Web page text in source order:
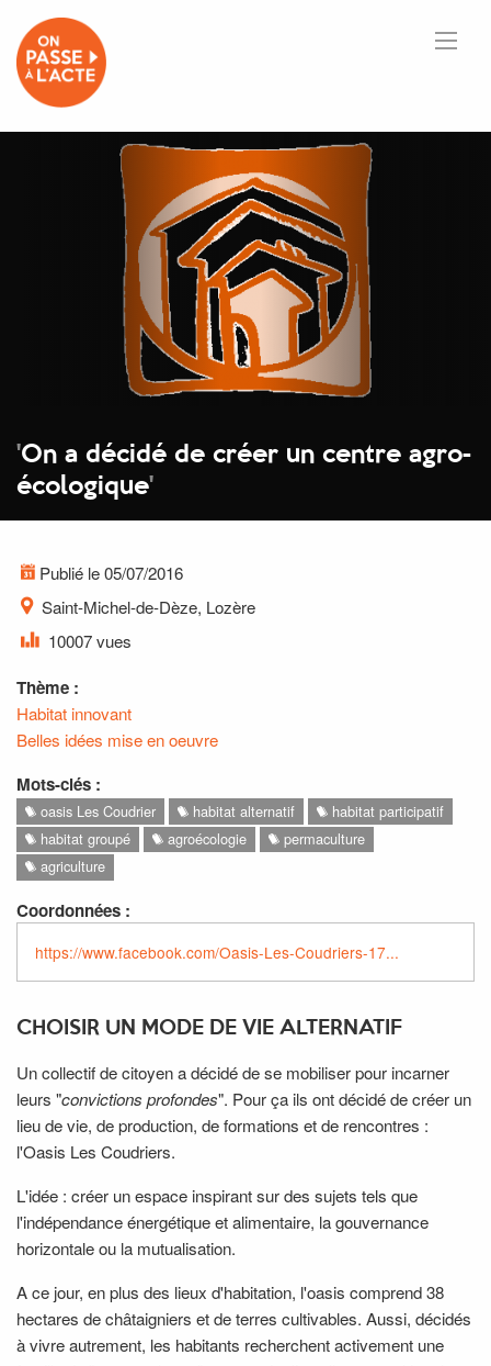
'On a décidé de créer un centre agro-
écologique'
Publié le 05/07/2016
Saint-Michel-de-Dèze, Lozère
10007 vues
Thème :
Habitat innovant
Belles idées mise en oeuvre
Mots-clés :
oasis Les Coudrier habitat alternatif
habitat participatif
habitat groupé
agroécologie
permaculture
agriculture
Coordonnées :
https://www.facebook.com/Oasis-Les-Coudriers-17...
CHOISIR UN MODE DE VIE ALTERNATIF
Un collectif de citoyen a décidé de se mobiliser pour incarner
leurs "convictions profondes". Pour ça ils ont décidé de créer un
lieu de vie, de production, de formations et de rencontres :
l'Oasis Les Coudriers.
L'idée : créer un espace inspirant sur des sujets tels que
l'indépendance énergétique et alimentaire, la gouvernance
horizontale ou la mutualisation.
A ce jour, en plus des lieux d'habitation, l'oasis comprend 38
hectares de châtaigniers et de terres cultivables. Aussi, décidés
à vivre autrement, les habitants recherchent activement une